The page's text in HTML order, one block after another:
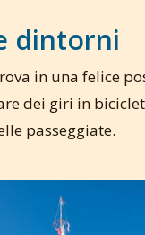
dintorni
in una felice
dei giri in
passeggiate.